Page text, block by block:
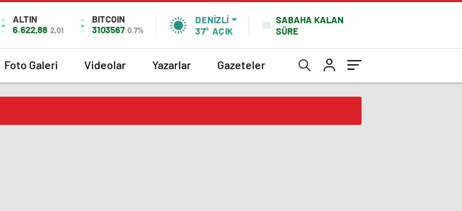
ALTIN
6.622,88 2,01
BITCOIN
3103567 0.7%
DENIZLI
37° AÇIK
SABAHA KALAN
SÜRE
Foto Galeri Videolar Yazarlar Gazeteler